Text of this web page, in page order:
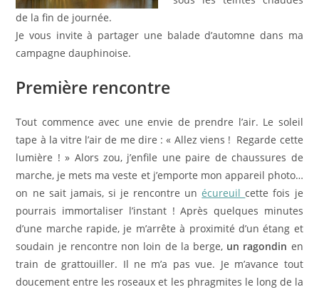
de la fin de journée.
Je vous invite à partager une balade d’automne dans ma
campagne dauphinoise.
Première rencontre
Tout commence avec une envie de prendre l’air. Le soleil
tape à la vitre l’air de me dire : « Allez viens ! Regarde cette
lumière ! » Alors zou, j’enfile une paire de chaussures de
marche, je mets ma veste et j’emporte mon appareil photo…
on ne sait jamais, si je rencontre unécureuilcette fois je
pourrais immortaliser l’instant ! Après quelques minutes
d’une marche rapide, je m’arrête à proximité d’un étang et
soudain je rencontre non loin de la berge, un ragondin en
train de grattouiller. Il ne m’a pas vue. Je m’avance tout
doucement entre les roseaux et les phragmites le long de la